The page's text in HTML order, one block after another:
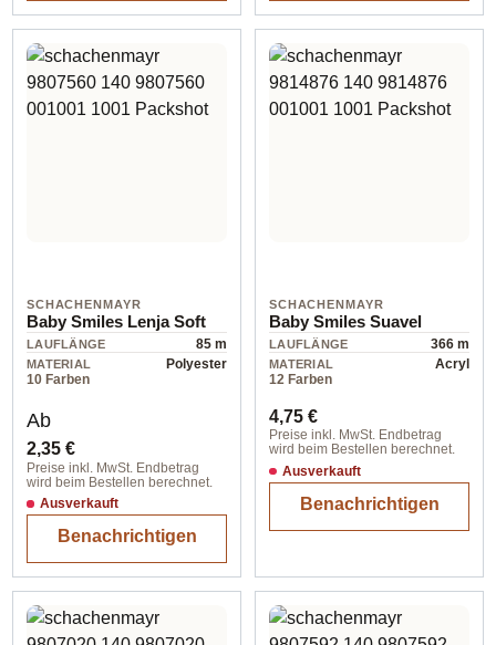
SCHACHENMAYR
Baby Smiles Lenja Soft
LAUFLÄNGE 85 m
MATERIAL
Polyester
10 Farben
Regulärer Preis:
Ab
2,35 €
Preise inkl. MwSt. Endbetrag
wird beim Bestellen berechnet.
Ausverkauft
Benachrichtigen
SCHACHENMAYR
Baby Smiles Suavel
LAUFLÄNGE 366 m
MATERIAL
Acryl
12 Farben
Regulärer Preis:
4,75 €
Preise inkl. MwSt. Endbetrag
wird beim Bestellen berechnet.
Ausverkauft
Benachrichtigen